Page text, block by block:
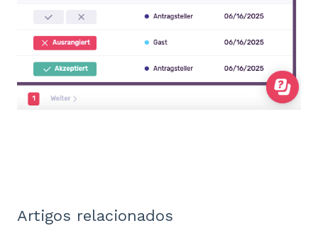
Artigos relacionados